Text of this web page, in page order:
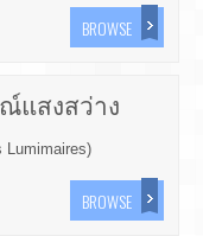
BROWSE
แสงสว่าง
BROWSE